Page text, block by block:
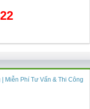
Miễn Phí Tư Vấn & Thi Công